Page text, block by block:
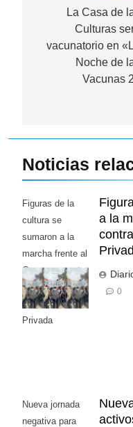
entradas
La Casa de
Culturas
vacunatorio en
Noche de
Vacunas
Noticias
Figuras de la
cultura se
sumaron a la
marcha frente al
Congreso contra
la Ley de
Propiedad
Privada
a la
0
Nueva jornada
negativa para